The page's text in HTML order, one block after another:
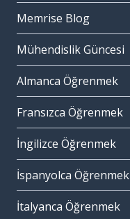
Memrise Blog
Mühendislik Güncesi
Almanca Öğrenmek
Fransızca Öğrenmek
İngilizce Öğrenmek
İspanyolca Öğrenmek
İtalyanca Öğrenmek